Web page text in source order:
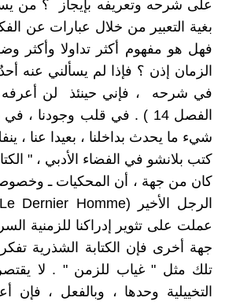
على شرحه وتعريفه بإيجاز ؟ من
بغية التعبير من خلال عبارات عن
فهل هو مفهوم أكثر تداولا وأكثر
الزمان إذن ؟ فإذا لم يسألني عنه
في شرحه ، فإني حينئذ لن أعرفه
الفصل 14 ) . في قلب وجودنا
شيء ما يحدث بداخلنا ، بعيدا عنا ،
كتب بلانشو في الفضاء الأدبي ، "
عملت على تثوير إدراكنا للزمنية
جهة أخرى فإن الكتابة الشذرية
تلك مثل " غياب للزمن " . لا